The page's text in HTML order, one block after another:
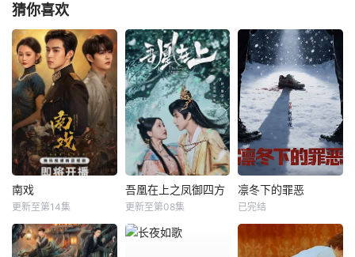
猜你喜欢
南戏
更新至第14集
吾凰在上之凤御四方
更新至第08集
凛冬下的罪恶
已完结